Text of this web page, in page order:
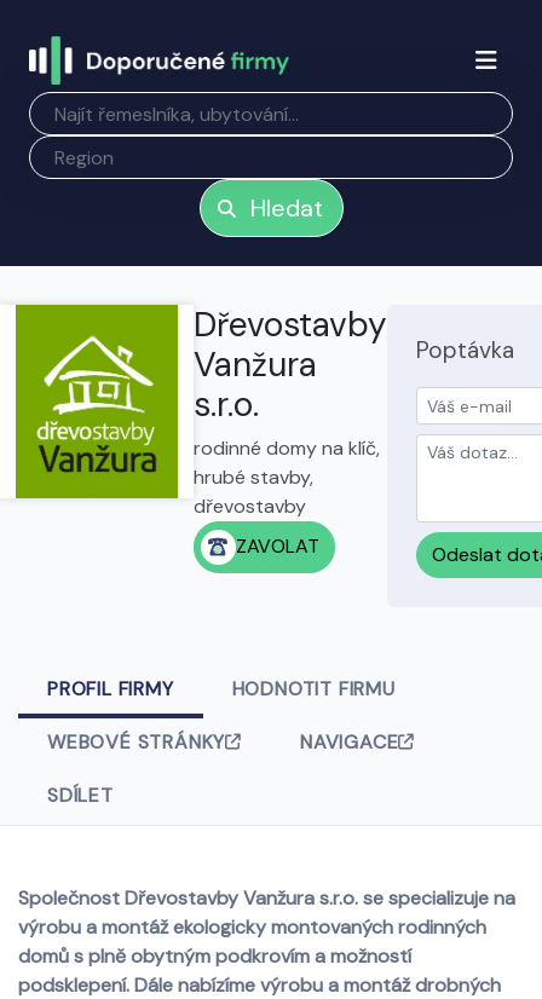
Hledat
Dřevostavby
Vanžura
s.r.o.
rodinné domy na klíč,
hrubé stavby,
dřevostavby
ZAVOLAT
Poptávka
Odeslat
PROFIL FIRMY HODNOTIT FIRMU
WEBOVÉ STRÁNKY NAVIGACE
SDÍLET
Společnost Dřevostavby Vanžura s.r.o. se specializuje na
výrobu a montáž ekologicky montovaných rodinných
domů s plně obytným podkrovím a možností
podsklepení. Dále nabízíme výrobu a montáž drobných